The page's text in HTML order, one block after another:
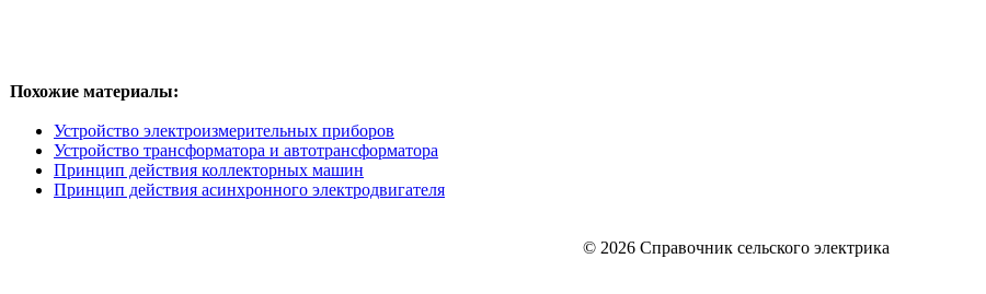
Похожие материалы:
Устройство электроизмерительных приборов
Устройство трансформатора и автотрансформатора
Принцип действия коллекторных машин
Принцип действия асинхронного электродвигателя
© 2026 Справочник сельского электрика